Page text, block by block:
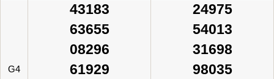
G4
43183
63655
08296
61929
24975
54013
31698
98035